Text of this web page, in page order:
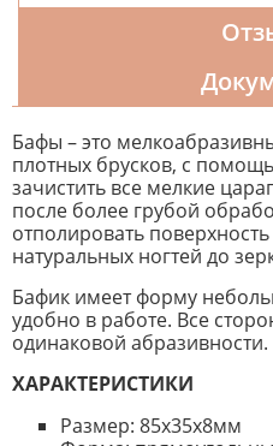
Бафы – это
плотных брусков, с
зачистить все мелкие
после более грубой
отполировать
натуральных ногтей до
Бафик имеет форму
удобно в работе. Все
одинаковой абразивности.
ХАРАКТЕРИСТИКИ
Размер: 85х35х8мм